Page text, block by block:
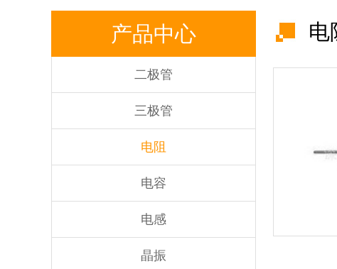
产品中心
二极管
三极管
电阻
电容
电感
晶振
电